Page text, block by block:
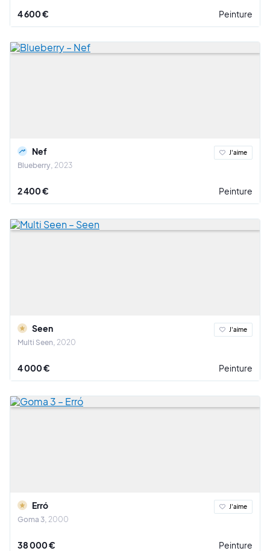
4 600 € Peinture
Nef
Blueberry 2023
J'aime
2 400 € Peinture
Seen
Multi Seen 2020
J'aime
4 000 € Peinture
Erró
Goma 3 2000
J'aime
38 000 € Peinture